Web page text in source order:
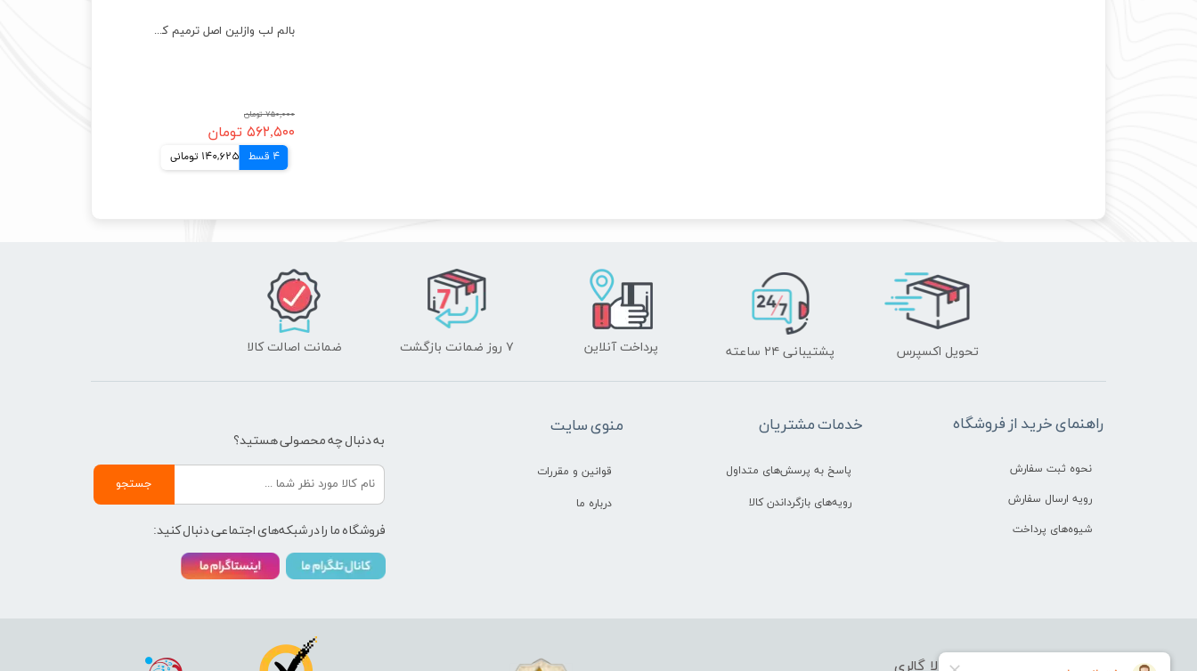
بالم لب وازلین اصل ترمیم کننده قوی و درخشان کننده لب Vaseline Lip Balm
۷۵۰,۰۰۰ تومان
۵۶۲,۵۰۰ تومان
4 قسط 140,625 تومانی
فروشگاه آرایشی بهداشتی بورلا گالری
تحویل اکسپرس پشتیبانی ۲۴ ساعته پرداخت آنلاین ۷ روز ضمانت بازگشت ضمانت اصالت کالا
راهنمای خرید از فروشگاه
نحوه ثبت سفارش
رویه ارسال سفارش
شیوه‌های پرداخت
خدمات مشتریان
پاسخ به پرسش‌های متداول
رویه‌های بازگرداندن کالا
منوی سایت
قوانین و مقررات
درباره ما
به دنبال چه محصولی هستید؟
جستجو
فروشگاه ما را در شبکه‌های اجتماعی دنبال کنید: